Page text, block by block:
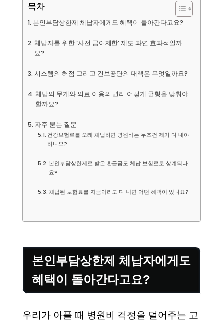
목차
본인부담상한제 체납자에게도 혜택이 돌아간다고요?
체납자를 위한 ‘사전 급여제한’ 제도 과연 효과적일까
요?
시스템의 허점 그리고 건보공단의 대책은 무엇일까요?
체납의 무게와 의료 이용의 권리 어떻게 균형을 맞춰야
할까요?
자주 묻는 질문
건강보험료를 오래 체납하면 병원비는 무조건 제가 다 내야
하나요?
본인부담상한제로 받은 환급금도 체납 보험료로 상계되나
요?
체납된 보험료를 지금이라도 다 내면 어떤 혜택이 있나요?
본인부담상한제 체납자에게도
혜택이 돌아간다고요?
우리가 아플 때 병원비 걱정을 덜어주는 고